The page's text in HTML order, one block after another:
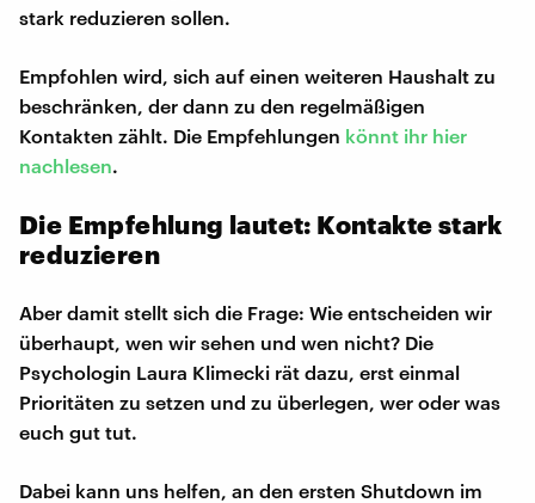
stark reduzieren sollen.
Empfohlen wird, sich auf einen weiteren Haushalt zu
beschränken, der dann zu den regelmäßigen
Kontakten zählt. Die Empfehlungen könnt ihr hier
nachlesen.
Die Empfehlung lautet: Kontakte stark
reduzieren
Aber damit stellt sich die Frage: Wie entscheiden wir
überhaupt, wen wir sehen und wen nicht? Die
Psychologin Laura Klimecki rät dazu, erst einmal
Prioritäten zu setzen und zu überlegen, wer oder was
euch gut tut.
Dabei kann uns helfen, an den ersten Shutdown im